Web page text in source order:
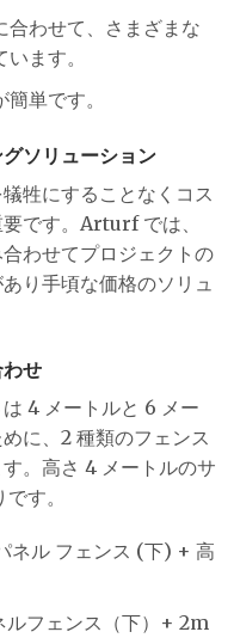
合わせて、さまざまな
ます。
単です。
ソリューション
牲にすることなくコス
です。Arturf では、
わせてプロジェクトの
り手頃な価格のソリュ
せ
4 メートルと 6 メー
に、2 種類のフェンス
。高さ 4 メートルのサ
す。
ネル フェンス (下) + 高
フェンス（下）+ 2m